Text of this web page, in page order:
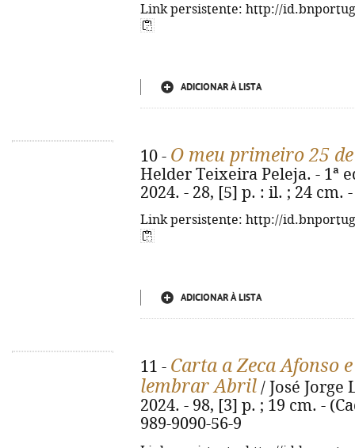
Link persistente: http://
ADICIONAR À LISTA
10 - O meu primeiro 25
Helder Teixeira Peleja. - 1ª
2024. - 28, [5] p. : il. ; 24 cm.
Link persistente: http://
ADICIONAR À LISTA
11 - Carta a Zeca Afonso
lembrar Abril / José Jorge
2024. - 98, [3] p. ; 19 cm. -
989-9090-56-9